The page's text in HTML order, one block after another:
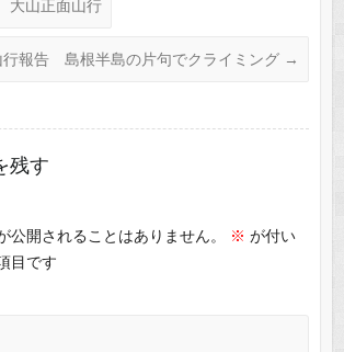
山正面山行
行報告 島根半島の片句でクライミング →
残す
公開されることはありません。 ※ が付い
目です